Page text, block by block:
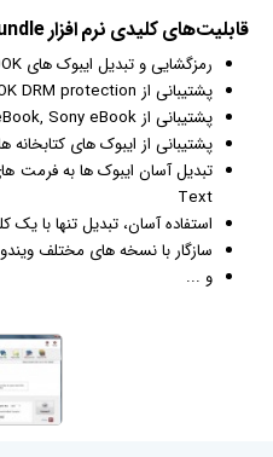
قابلیت‌های کلیدی نرم افزار
رمزگشایی و تبدیل ایبوک های Kindle,Adobe digital editions, NOOK
پشتیبانی از Kindle,Adobe ADE, NOOK DRM protection
پشتیبانی از Google ebook, Kobo eBook, Sony eBook
پشتیبانی از ایبوک های
Text
استفاده آسان، تبدیل تنها با
سازگار با نسخه های مختلف
و ...